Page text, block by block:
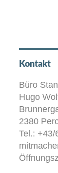
Kontakt
Büro
Hugo
2380
Tel.: +43/